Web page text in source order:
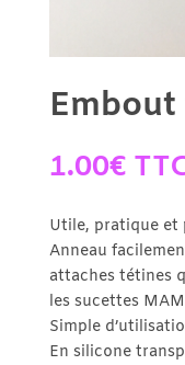
1.00€
Utile, pratique et
Anneau
attaches tétines
les sucettes
Simple
En silicone